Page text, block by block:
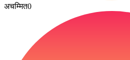
अचम्मित0